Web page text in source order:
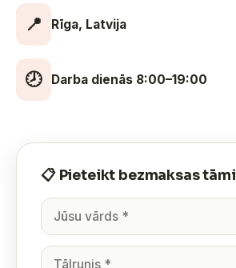
📍 Rīga, Latvija
🕗 Darba dienās 8:00–19:00
📋 Pieteikt bezmaksas tāmi